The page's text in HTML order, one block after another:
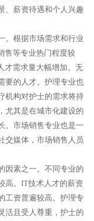
、薪资待遇和个人兴趣
。根据市场需求和行业
售等专业热门程度较
才需求量大幅增加。无
要的人才。护理专业也
机构对护士的需求将持
尤其是在城市化建设的
。市场销售专业也是一
交媒体，市场销售人员
因素之一。不同专业的
高。IT技术人才的薪资
工资普遍较高。护理专
活且受人尊重，护士的